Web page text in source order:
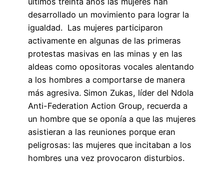
desarrollado un movimiento para lograr la
igualdad. Las mujeres participaron
activamente en algunas de las primeras
protestas masivas en las minas y en las
aldeas como opositoras vocales alentando
a los hombres a comportarse de manera
más agresiva. Simon Zukas, líder del Ndola
Anti-Federation Action Group, recuerda a
un hombre que se oponía a que las mujeres
asistieran a las reuniones porque eran
peligrosas: las mujeres que incitaban a los
hombres una vez provocaron disturbios.